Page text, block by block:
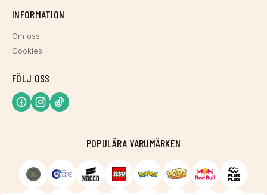
INFORMATION
Om oss
Cookies
FÖLJ OSS
POPULÄRA VARUMÄRKEN